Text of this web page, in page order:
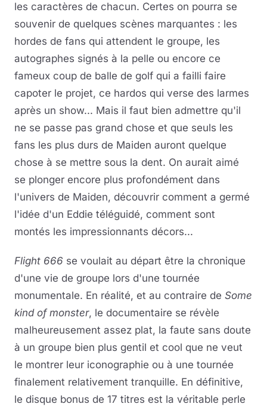
les caractères de chacun. Certes on pourra se
souvenir de quelques scènes marquantes : les
hordes de fans qui attendent le groupe, les
autographes signés à la pelle ou encore ce
fameux coup de balle de golf qui a failli faire
capoter le projet, ce hardos qui verse des larmes
après un show... Mais il faut bien admettre qu'il
ne se passe pas grand chose et que seuls les
fans les plus durs de Maiden auront quelque
chose à se mettre sous la dent. On aurait aimé
se plonger encore plus profondément dans
l'univers de Maiden, découvrir comment a germé
l'idée d'un Eddie téléguidé, comment sont
montés les impressionnants décors...
Flight 666 se voulait au départ être la chronique
d'une vie de groupe lors d'une tournée
monumentale. En réalité, et au contraire de Some
kind of monster, le documentaire se révèle
malheureusement assez plat, la faute sans doute
à un groupe bien plus gentil et cool que ne veut
le montrer leur iconographie ou à une tournée
finalement relativement tranquille. En définitive,
le disque bonus de 17 titres est la véritable perle